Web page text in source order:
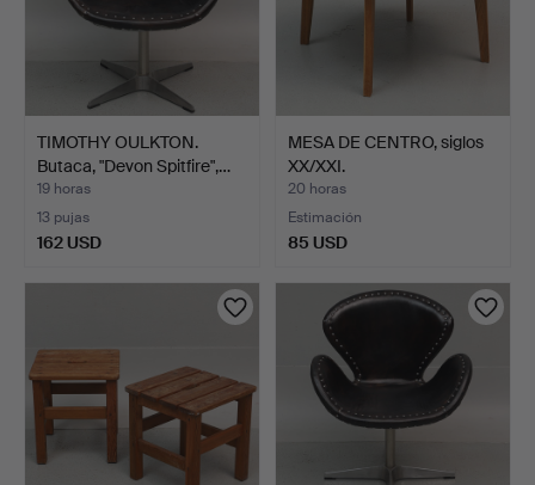
TIMOTHY OULKTON.
Butaca, "Devon Spitfire",…
19 horas
13 pujas
162 USD
MESA DE CENTRO, siglos
XX/XXI.
20 horas
Estimación
85 USD